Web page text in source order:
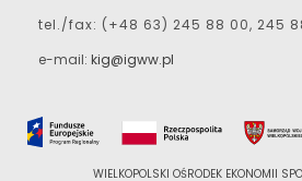
tel./fax: (+48 63) 245 88 00, 245
e-mail: kig@igww.pl
WIELKOPOLSKI OŚRODEK EKONOMII